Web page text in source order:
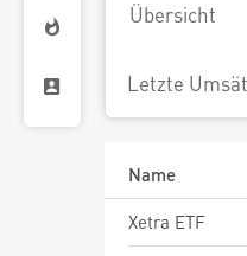
Übersicht
Letzte
Name
Xetra ETF